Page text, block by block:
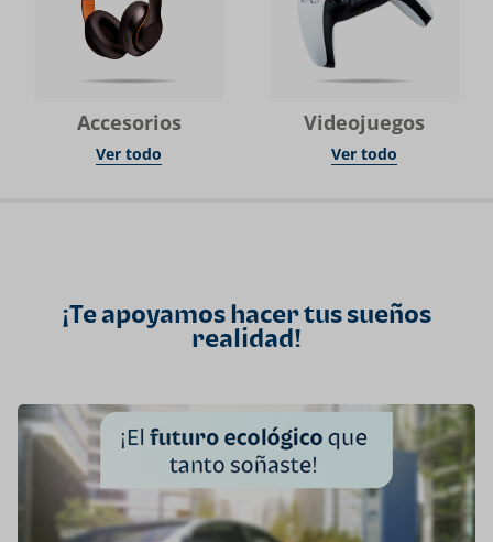
Accesorios
Ver todo
Videojuegos
Ver todo
¡Te apoyamos hacer tus sueños
realidad!